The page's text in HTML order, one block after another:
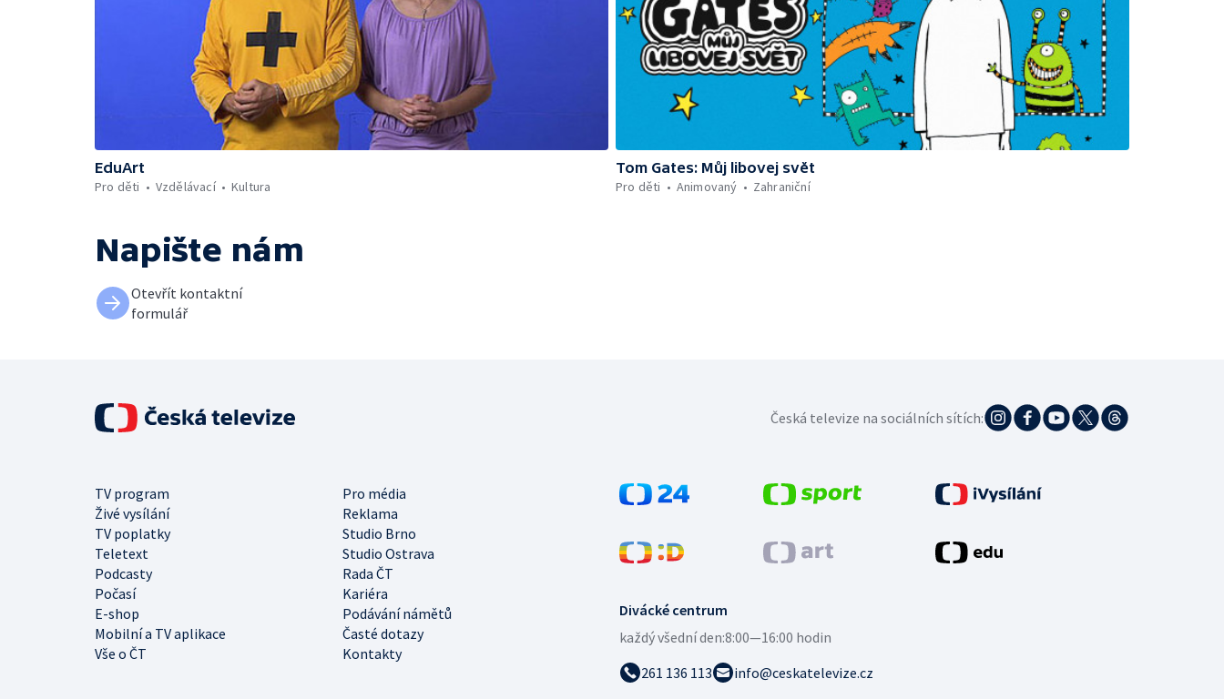
EduArt
Pro děti
Vzdělávací Kultura
Tom Gates: Můj libovej svět
Pro děti
Animovaný Zahraniční
Napište nám
Otevřít kontaktní
formulář
Divácké centrum
každý všední den:8:00—16:00 hodin
261 136 113
info@ceskatelevize.cz
TV program
Pro média
Živé vysílání
Reklama
TV poplatky
Studio Brno
Teletext
Studio Ostrava
Podcasty
Rada ČT
Počasí
Kariéra
E-shop
Podávání námětů
Mobilní a TV aplikace
Časté dotazy
Vše o ČT
Kontakty
Česká televize na sociálních sítích: